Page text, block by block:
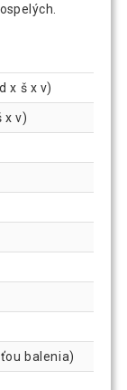
x š x v)
x v)
balenia)